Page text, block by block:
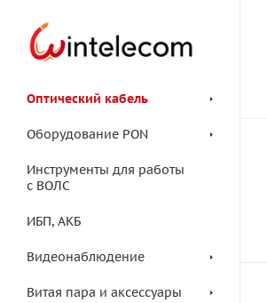
Оптический кабель
Оборудование PON
Инструменты для работы
с ВОЛС
ИБП, АКБ
Видеонаблюдение
Витая пара и аксессуары